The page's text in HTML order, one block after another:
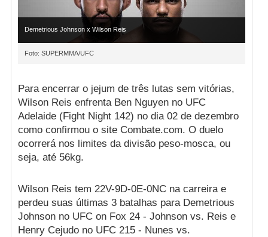
Demetrious Johnson x Wilson Reis
Foto: SUPERMMA/UFC
Para encerrar o jejum de três lutas sem vitórias,
Wilson Reis enfrenta Ben Nguyen no UFC
Adelaide (Fight Night 142) no dia 02 de dezembro
como confirmou o site Combate.com. O duelo
ocorrerá nos limites da divisão peso-mosca, ou
seja, até 56kg.
Wilson Reis tem 22V-9D-0E-0NC na carreira e
perdeu suas últimas 3 batalhas para Demetrious
Johnson no UFC on Fox 24 - Johnson vs. Reis e
Henry Cejudo no UFC 215 - Nunes vs.